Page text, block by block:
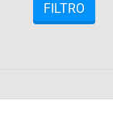
FILTRO